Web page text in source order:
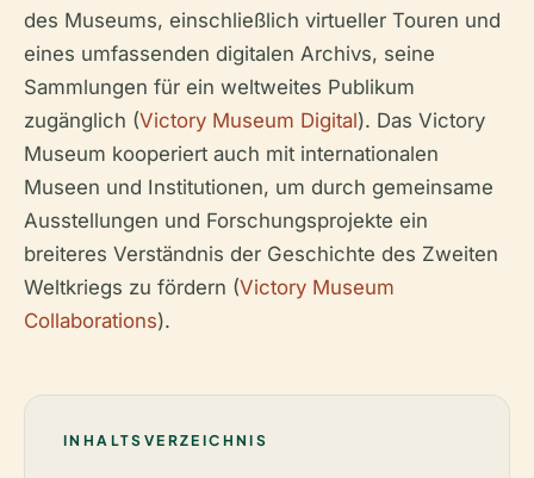
des Museums, einschließlich virtueller Touren und
eines umfassenden digitalen Archivs, seine
Sammlungen für ein weltweites Publikum
zugänglich (Victory Museum Digital). Das Victory
Museum kooperiert auch mit internationalen
Museen und Institutionen, um durch gemeinsame
Ausstellungen und Forschungsprojekte ein
breiteres Verständnis der Geschichte des Zweiten
Weltkriegs zu fördern (Victory Museum
Collaborations).
INHALTSVERZEICHNIS